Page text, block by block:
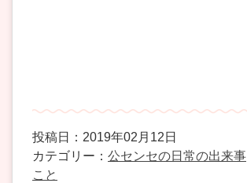
投稿日：2019年02月12日
カテゴリー： 公センセの日常の出来事
こと